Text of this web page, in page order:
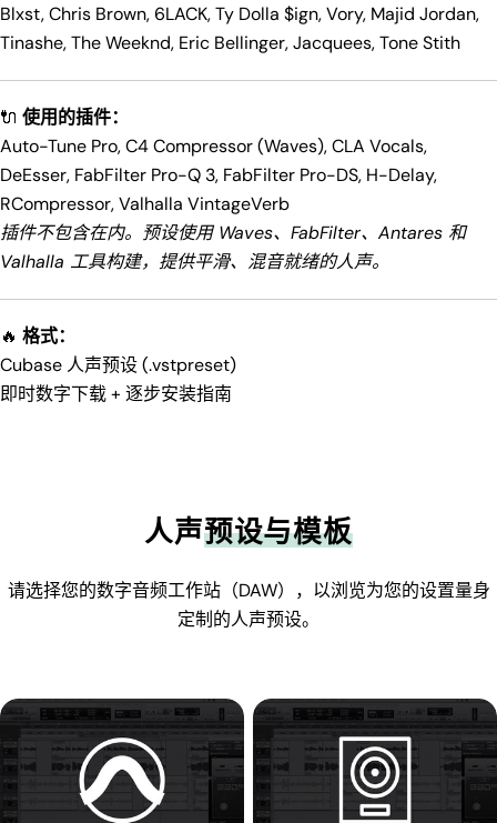
Blxst, Chris Brown, 6LACK, Ty Dolla $ign, Vory, Majid Jordan,
Tinashe, The Weeknd, Eric Bellinger, Jacquees, Tone Stith
🔌 使用的插件：
Auto-Tune Pro, C4 Compressor (Waves), CLA Vocals,
DeEsser, FabFilter Pro-Q 3, FabFilter Pro-DS, H-Delay,
RCompressor, Valhalla VintageVerb
插件不包含在内。预设使用 Waves、FabFilter、Antares 和
Valhalla 工具构建，提供平滑、混音就绪的人声。
🔥 格式：
Cubase 人声预设 (.vstpreset)
即时数字下载 + 逐步安装指南
人声预设与模板
请选择您的数字音频工作站（DAW），以浏览为您的设置量身
定制的人声预设。